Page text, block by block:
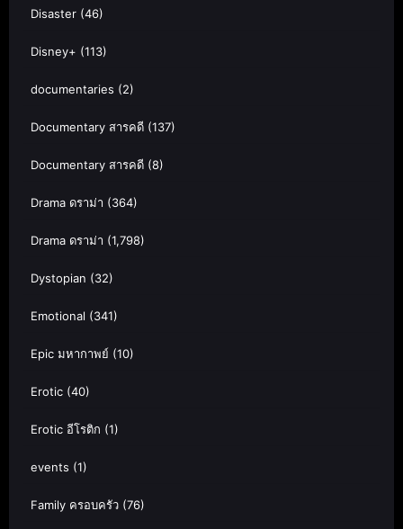
Disaster (46)
Disney+ (113)
documentaries (2)
Documentary สารคดี (137)
Documentary สารคดี (8)
Drama ดราม่า (364)
Drama ดราม่า (1,798)
Dystopian (32)
Emotional (341)
Epic มหากาพย์ (10)
Erotic (40)
Erotic อีโรติก (1)
events (1)
Family ครอบครัว (76)